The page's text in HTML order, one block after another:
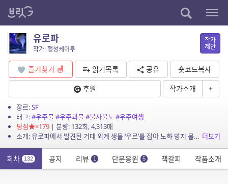
유로파
작가: 행성케이투
작가
제안
즐겨찾기 읽기목록 공유
숏코드복사
후원
작가소개 +
장르:SF
태그:#우주물#우주괴물#불사불노#우주여행
평점
×179| 분량: 132회, 4,313매
소개: 유로파에서 발견된 거대 외계 생물 ‘우르’를 잡아 노화 방지 물질인 유벤타를 만드는 인간. 그러나 어느날 우르가 더 이상 잡히지 않게 된다… ... 더보기
회차 132 공지 리뷰 1 단문응원 5 책갈피 작품소개